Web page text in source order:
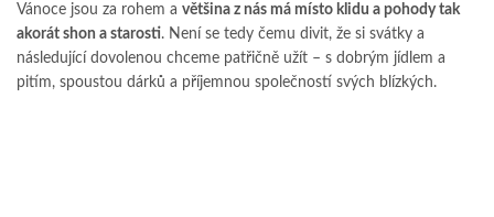
Vánoce jsou za rohem a většina z nás má místo klidu a pohody tak
akorát shon a starosti. Není se tedy čemu divit, že si svátky a
následující dovolenou chceme patřičně užít – s dobrým jídlem a
pitím, spoustou dárků a příjemnou společností svých blízkých.